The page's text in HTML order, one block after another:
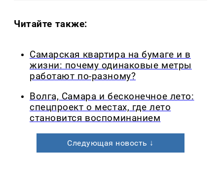
Читайте также:
Самарская квартира на бумаге и в
жизни: почему одинаковые метры
работают по-разному?
Волга, Самара и бесконечное лето:
спецпроект о местах, где лето
становится воспоминанием
Следующая новость ↓